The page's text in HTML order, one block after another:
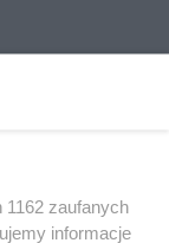
Informacyjny Miasta
zaufanych
informacje